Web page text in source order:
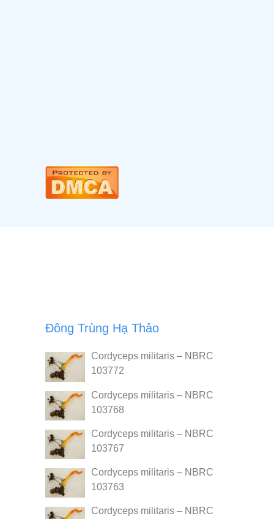
Đông Trùng Hạ Thảo
Cordyceps militaris – NBRC
103772
Cordyceps militaris – NBRC
103768
Cordyceps militaris – NBRC
103767
Cordyceps militaris – NBRC
103763
Cordyceps militaris – NBRC